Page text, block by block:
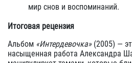
мир снов и воспоминаний.
Итоговая рецензия
Альбом «Интердевочка»(2005) —
насыщенная работа Александра